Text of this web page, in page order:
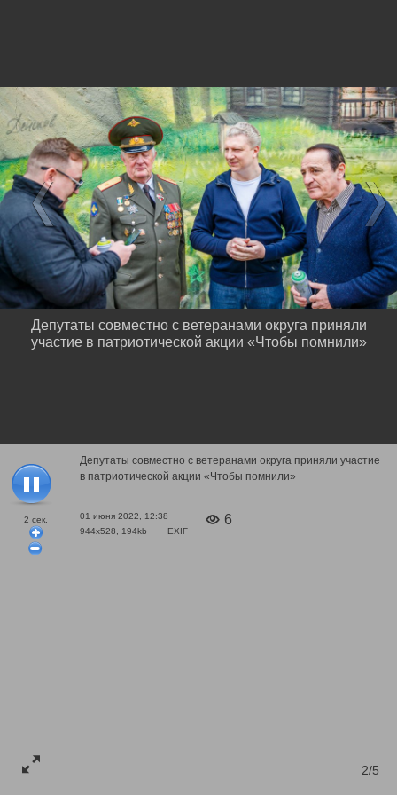
2 сек.
Депутаты совместно с ветеранами округа приняли участие
в патриотической акции «Чтобы помнили»
01 июня 2022, 12:38
944x528, 194kb
EXIF
6
2/5
Депутаты совместно с ветеранами округа приняли
участие в патриотической акции «Чтобы помнили»